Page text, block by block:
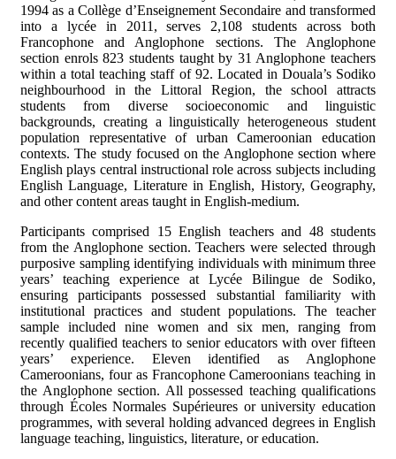
1994 as a Collège d’Enseignement Secondaire and transformed
into a lycée in 2011, serves 2,108 students across both
Francophone and Anglophone sections. The Anglophone
section enrols 823 students taught by 31 Anglophone teachers
within a total teaching staff of 92. Located in Douala’s Sodiko
neighbourhood in the Littoral Region, the school attracts
students from diverse socioeconomic and linguistic
backgrounds, creating a linguistically heterogeneous student
population representative of urban Cameroonian education
contexts. The study focused on the Anglophone section where
English plays central instructional role across subjects including
English Language, Literature in English, History, Geography,
and other content areas taught in English-medium.
Participants comprised 15 English teachers and 48 students
from the Anglophone section. Teachers were selected through
purposive sampling identifying individuals with minimum three
years’ teaching experience at Lycée Bilingue de Sodiko,
ensuring participants possessed substantial familiarity with
institutional practices and student populations. The teacher
sample included nine women and six men, ranging from
recently qualified teachers to senior educators with over fifteen
years’ experience. Eleven identified as Anglophone
Cameroonians, four as Francophone Cameroonians teaching in
the Anglophone section. All possessed teaching qualifications
through Écoles Normales Supérieures or university education
programmes, with several holding advanced degrees in English
language teaching, linguistics, literature, or education.